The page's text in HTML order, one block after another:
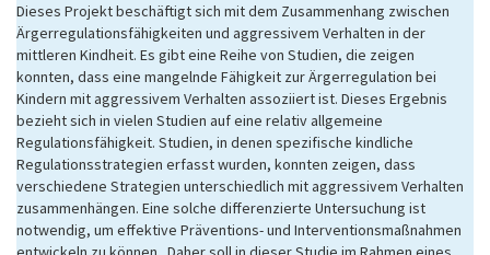
Dieses Projekt beschäftigt sich mit dem Zusammenhang zwischen
Ärgerregulationsfähigkeiten und aggressivem Verhalten in der
mittleren Kindheit. Es gibt eine Reihe von Studien, die zeigen
konnten, dass eine mangelnde Fähigkeit zur Ärgerregulation bei
Kindern mit aggressivem Verhalten assoziiert ist. Dieses Ergebnis
bezieht sich in vielen Studien auf eine relativ allgemeine
Regulationsfähigkeit. Studien, in denen spezifische kindliche
Regulationsstrategien erfasst wurden, konnten zeigen, dass
verschiedene Strategien unterschiedlich mit aggressivem Verhalten
zusammenhängen. Eine solche differenzierte Untersuchung ist
notwendig, um effektive Präventions- und Interventionsmaßnahmen